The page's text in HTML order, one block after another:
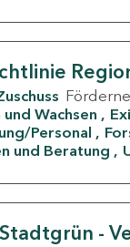
Wachsen
Personal
und Beratung
-